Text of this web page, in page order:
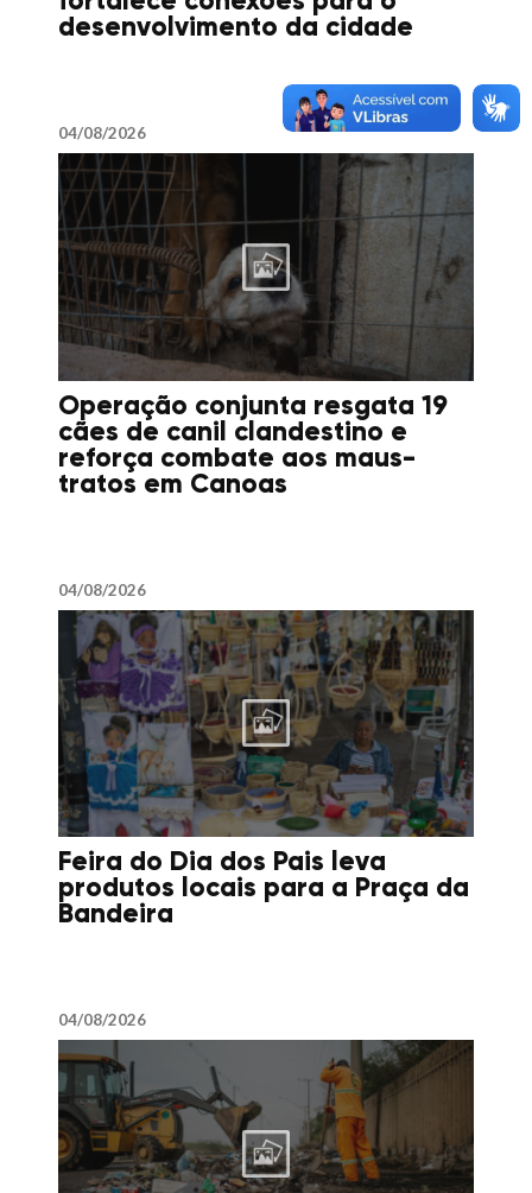
desenvolvimento da cidade
04/08/2026
Operação conjunta resgata 19
cães de canil clandestino e
reforça combate aos maus-
tratos em Canoas
04/08/2026
Feira do Dia dos Pais leva
produtos locais para a Praça da
Bandeira
04/08/2026